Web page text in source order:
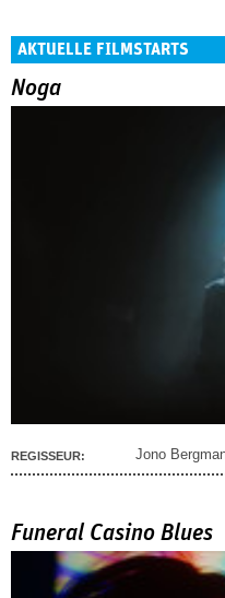
AKTUELLE FILMSTARTS
Noga
REGISSEUR: Jono
Funeral Casino Blues